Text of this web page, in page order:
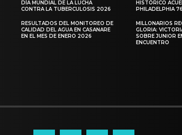
DÍA MUNDIAL DE LA LUCHA
CONTRA LA TUBERCULOSIS 2026
RESULTADOS DEL MONITOREO DE
CALIDAD DEL AGUA EN CASANARE
EN EL MES DE ENERO 2026
HISTÓRICO
PHILADELPHIA
MILLONARIOS
GLORIA:
SOBRE JUNIOR
ENCUENTRO